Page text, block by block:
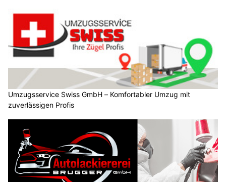
Umzugsservice Swiss GmbH – Komfortabler Umzug mit
zuverlässigen Profis